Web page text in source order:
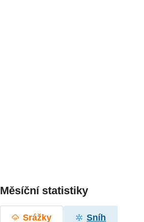
Měsíční statistiky
Srážky Sníh